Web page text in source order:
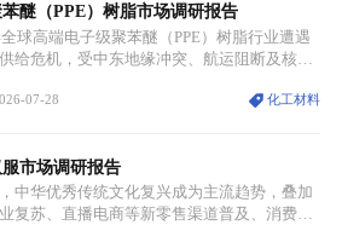
工业、高端制造、军工、新能源等多个核心
为现代工业体系中不可或缺的基础材料。
醚（PPE）树脂市场调研报告
球高端电子级聚苯醚（PPE）树脂行业遭遇
给危机，受中东地缘冲突、航运阻断及核心
业长期维持寡头垄断的供应链格局彻底瓦
的供给真空，并沿高频覆铜板、PCB电路板向
、5G基站等高端电子终端持续传导，全产业
成本、交付均承受巨大压力。
07-28 化工材料
市场调研报告
中华优秀传统文化复兴成为主流趋势，叠加
复苏、直播电商等新零售渠道普及、消费群